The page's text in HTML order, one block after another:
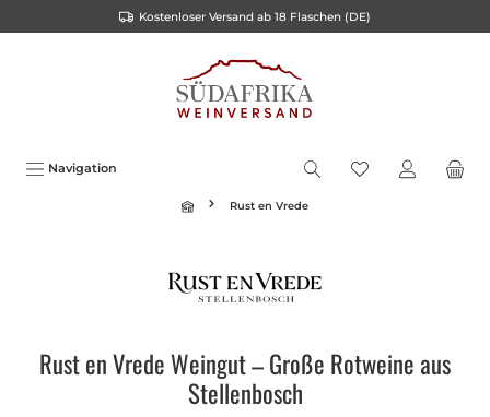
Kostenloser Versand ab 18 Flaschen (DE)
Navigation
Rust en Vrede
Rust en Vrede Weingut – Große Rotweine aus
Stellenbosch